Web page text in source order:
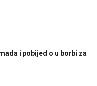
i pobijedio u borbi za